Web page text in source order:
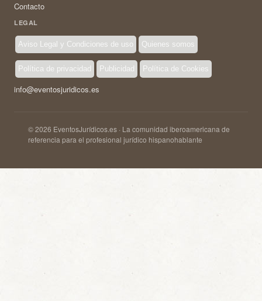
Contacto
LEGAL
Aviso Legal y Condiciones de uso Quienes somos
Política de privacidad Publicidad Política de Cookies
info@eventosjuridicos.es
© 2026 EventosJurídicos.es · La comunidad iberoamericana de
referencia para el profesional jurídico hispanohablante